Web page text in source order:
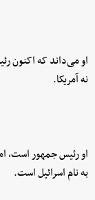
او می‌داند که اکنون
نه آمریکا.
او رئیس جمهور است،
به نام اسرائیل است.